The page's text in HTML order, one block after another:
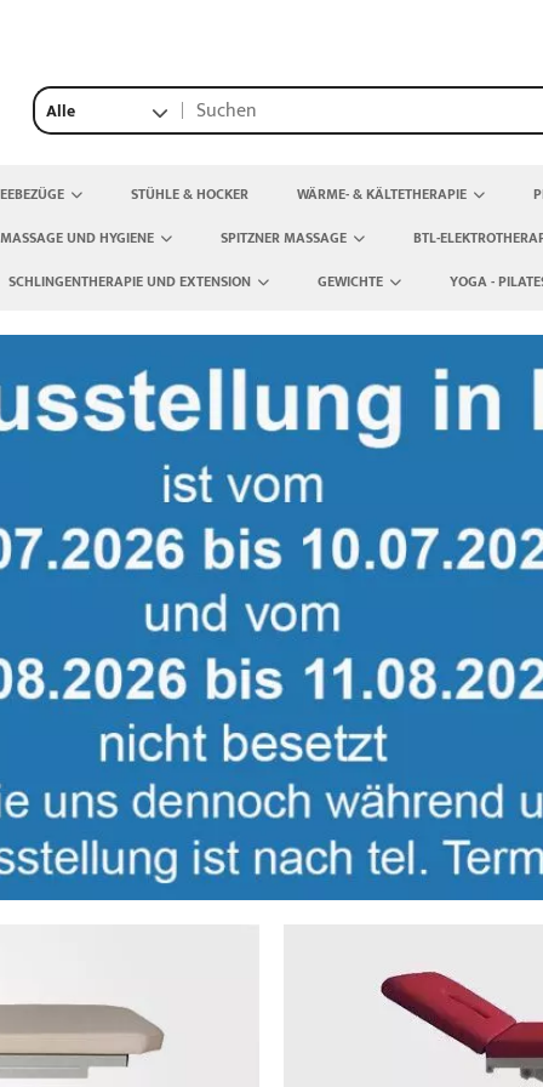
Alle
STÜHLE & HOCKER WÄRME- & KÄLTETHERAPIE
UND HYGIENE SPITZNER MASSAGE BTL-
SCHLINGENTHERAPIE UND EXTENSION GEWICHTE YOGA -